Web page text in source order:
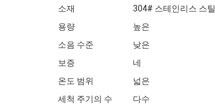
소재
304# 스테인리스 스틸
용량
높은
소음 수준
낮은
보증
네
온도 범위
넓은
세척 주기의 수
다수